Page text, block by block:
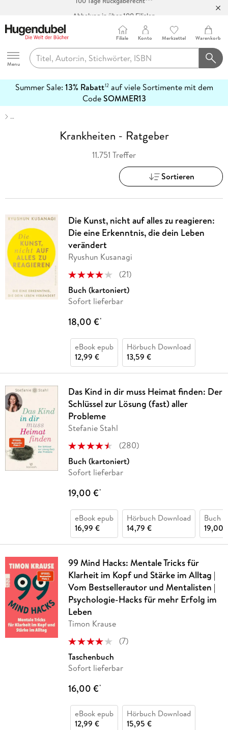
Abholung in über 100 Filialen
Hugendubel
Menu
Filiale Konto Merkzettel Warenkorb
Summer Sale: 13% Rabatt12auf viele Sortimente mit dem
CodeSOMMER13
erfahren
…
Krankheiten - Ratgeber
11.751 Treffer
Sortieren
Die Kunst, nicht auf alles zu reagieren:
Die eine Erkenntnis, die dein Leben
verändert
Ryushun Kusanagi
(21)
Buch (kartoniert)
Sofort lieferbar
18,00 €*
eBook epub
12,99 €
Hörbuch Download
13,59 €
Das Kind in dir muss Heimat finden: Der
Schlüssel zur Lösung (fast) aller
Probleme
Stefanie Stahl
(280)
Buch (kartoniert)
Sofort lieferbar
19,00 €*
eBook epub
16,99 €
Hörbuch Download
14,79 €
Buch
19,00
99 Mind Hacks: Mentale Tricks für
Klarheit im Kopf und Stärke im Alltag |
Vom Bestsellerautor und Mentalisten |
Psychologie-Hacks für mehr Erfolg im
Leben
Timon Krause
(7)
Taschenbuch
Sofort lieferbar
16,00 €*
eBook epub
12,99 €
Hörbuch Download
15,95 €